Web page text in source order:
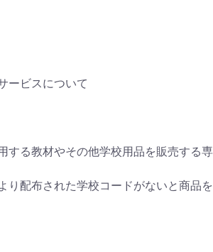
ービスについて
する教材やその他学校用品を販売する専
り配布された学校コードがないと商品